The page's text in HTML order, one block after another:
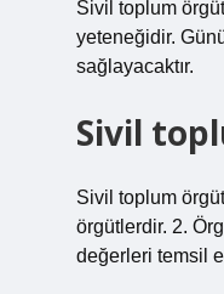
Sivil toplum
yeteneğidir.
sağlayacaktır.
Sivil
Sivil toplum
örgütlerdir. 2.
değerleri temsil